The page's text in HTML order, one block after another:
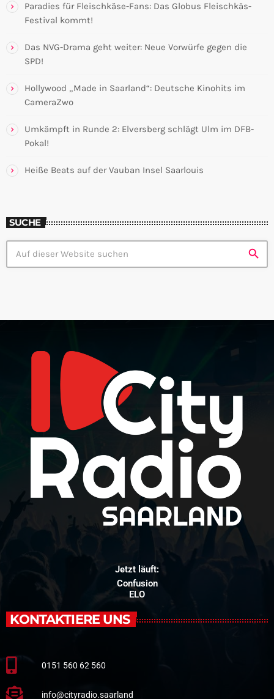
Paradies für Fleischkäse-Fans: Das Globus Fleischkäs-
Festival kommt!
Das NVG-Drama geht weiter: Neue Vorwürfe gegen die
SPD!
Hollywood „Made in Saarland“: Deutsche Kinohits im
CameraZwo
Umkämpft in Runde 2: Elversberg schlägt Ulm im DFB-
Pokal!
Heiße Beats auf der Vauban Insel Saarlouis
SUCHE
search
Jetzt läuft:
Confusion
ELO
KONTAKTIERE UNS
0151 560 62 560
info@cityradio.saarland